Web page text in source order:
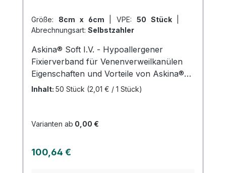
Anwendung sicherzustellen. Weitere
Informationen des Herstellers Kaufen Sie
jetzt Applica I.V. - 100 online bei uns und
profitieren Sie von unserem schnellen
Versand und unserem hervorragenden
Kundenservice.
Größe: 8cm x 6cm VPE: 50 Stück
Abrechnungsart: Selbstzahler
Askina® Soft I.V. - Hypoallergener
Fixierverband für Venenverweilkanülen
Eigenschaften und Vorteile von Askina®
Soft I.V.: Hoher Tragekomfort dank
Flüssigkeiten aufnimmt Separater
mit zuverlässiger Haftkraft Vermeidet
Inhalt: 50 Stück (2,01 € / 1 Stück)
Varianten ab 0,00 €
Regulärer Preis:
100,64 €